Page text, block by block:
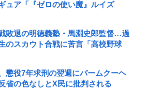
ュア「『ゼロの使い魔』ルイズ
敗退の明徳義塾・馬淵史郎監督…過
のスカウト合戦に苦言「高校野球
懲役7年求刑の翌週にバームクーヘ
省の色なしとX民に批判される